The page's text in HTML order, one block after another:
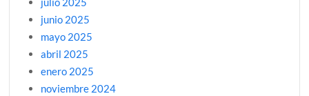
junio 2025
mayo 2025
abril 2025
enero 2025
noviembre 2024